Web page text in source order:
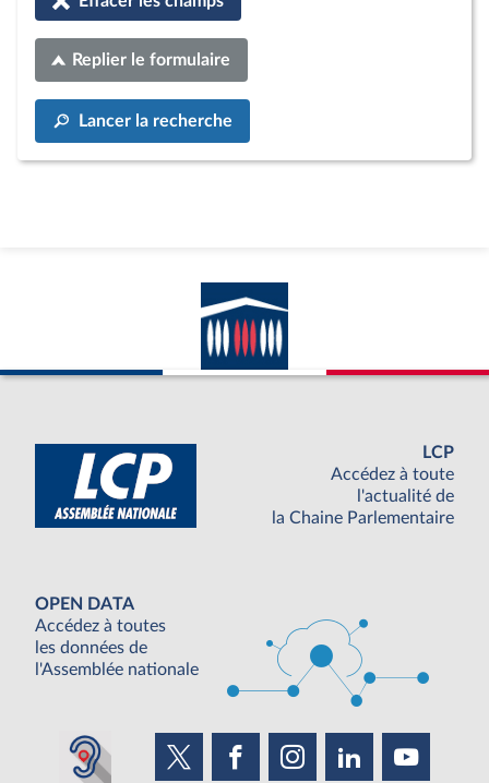
Replier le formulaire
Lancer la recherche
LCP
Accédez à toute
l'actualité de
la Chaine Parlementaire
OPEN DATA
Accédez à toutes
les données de
l'Assemblée nationale